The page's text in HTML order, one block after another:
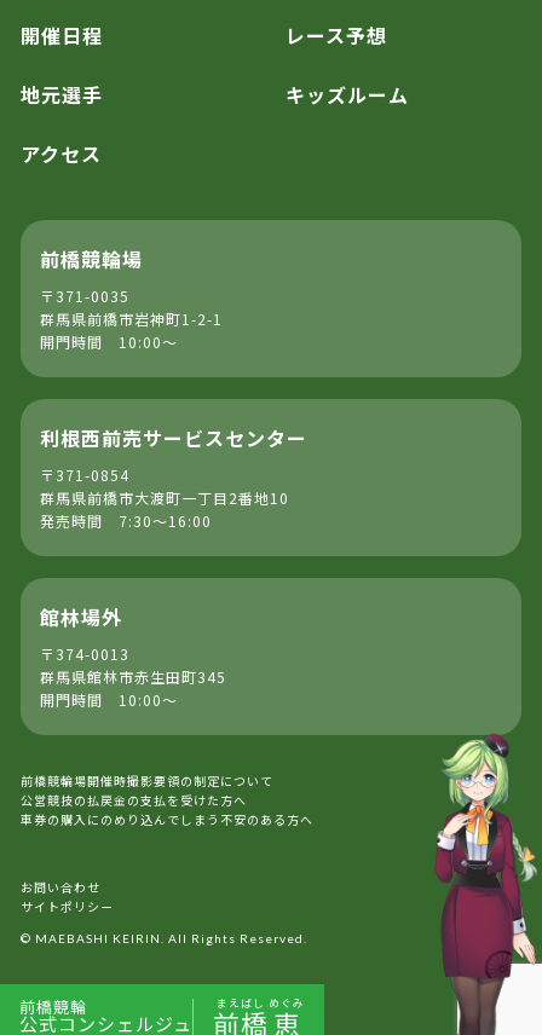
開催日程 レース予想
地元選手 キッズルーム
アクセス
前橋競輪場
〒371-0035
群馬県前橋市岩神町1-2-1
開門時間 10:00～
利根西前売サービスセンター
〒371-0854
群馬県前橋市大渡町一丁目2番地10
発売時間 7:30～16:00
館林場外
〒374-0013
群馬県館林市赤生田町345
開門時間 10:00～
前橋競輪場開催時撮影要領の制定について
公営競技の払戻金の支払を受けた方へ
車券の購入にのめり込んでしまう不安のある方へ
お問い合わせ
サイトポリシー
© MAEBASHI KEIRIN. All Rights Reserved.
前橋競輪
公式コンシェルジュ
まえばし
前橋
めぐみ
恵